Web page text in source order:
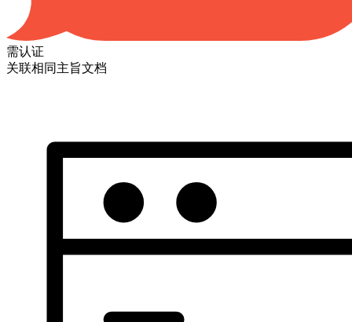
需认证
关联相同主旨文档